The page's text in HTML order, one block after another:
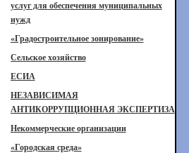
услуг для обеспечения муниципальных
нужд
«Градостроительное зонирование»
Сельское хозяйство
ЕСИА
НЕЗАВИСИМАЯ
АНТИКОРРУПЦИОННАЯ ЭКСПЕРТИЗА
Некоммерческие организации
«Городская среда»